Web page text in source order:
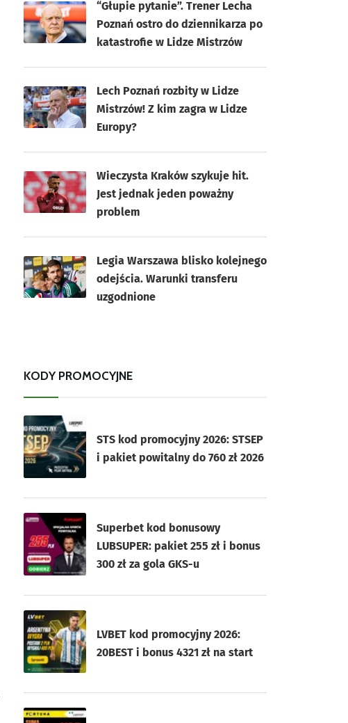
“Głupie pytanie”. Trener Lecha
Poznań ostro do dziennikarza po
katastrofie w Lidze Mistrzów
Lech Poznań rozbity w Lidze
Mistrzów! Z kim zagra w Lidze
Europy?
Wieczysta Kraków szykuje hit.
Jest jednak jeden poważny
problem
Legia Warszawa blisko kolejnego
odejścia. Warunki transferu
uzgodnione
KODY PROMOCYJNE
STS kod promocyjny 2026: STSEP
i pakiet powitalny do 760 zł 2026
Superbet kod bonusowy
LUBSUPER: pakiet 255 zł i bonus
300 zł za gola GKS-u
LVBET kod promocyjny 2026:
20BEST i bonus 4321 zł na start